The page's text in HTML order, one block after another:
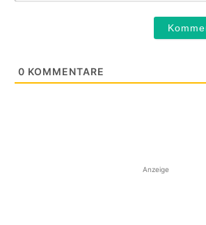
0 KOMMENTARE
Anzeige